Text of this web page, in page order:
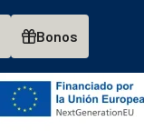
Bonos